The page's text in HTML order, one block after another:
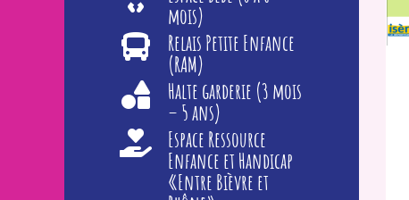
mois)
Relais Petite Enfance
(RAM)
Halte garderie (3 mois
– 5 ans)
Espace Ressource
Enfance et Handicap
«Entre Bièvre et